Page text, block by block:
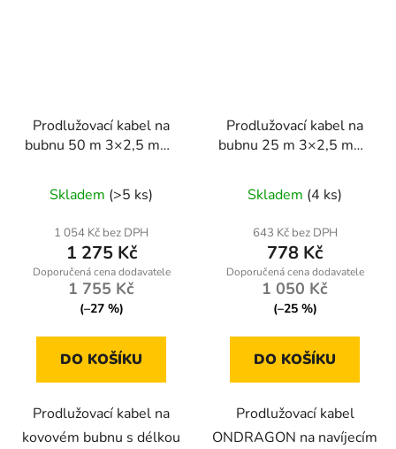
Prodlužovací kabel na
bubnu 50 m 3×2,5 mm²
ONDRAGON
hodnocení
produktu
je
4,0
z
hvězdiček.
Skladem (>5 ks)
1 054 Kč bez DPH
1 275 Kč
1 755 Kč
(–27 %)
DO KOŠÍKU
Prodlužovací kabel na
kovovém bubnu s délkou
Prodlužovací kabel na
bubnu 25 m 3×2,5 mm²
hodnocení
produktu
je
5,0
z
hvězdiček.
Skladem (4 ks)
643 Kč bez DPH
778 Kč
1 050 Kč
(–25 %)
DO KOŠÍKU
Prodlužovací kabel
ONDRAGON na navíjecím